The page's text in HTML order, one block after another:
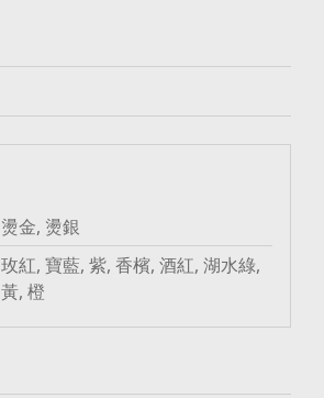
燙金, 燙銀
玫紅, 寶藍, 紫, 香檳, 酒紅, 湖水綠,
黃, 橙